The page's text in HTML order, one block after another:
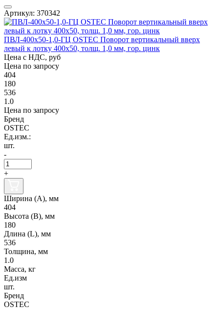
Артикул: 370342
ПВЛ-400х50-1,0-ГЦ OSTEC Поворот вертикальный вверх
левый к лотку 400х50, толщ. 1,0 мм, гор. цинк
Цена с НДС, руб
Цена по запросу
404
180
536
1.0
Цена по запросу
Бренд
OSTEC
Ед.изм.:
шт.
-
+
Ширина (А), мм
404
Высота (В), мм
180
Длина (L), мм
536
Толщина, мм
1.0
Масса, кг
Ед.изм
шт.
Бренд
OSTEC